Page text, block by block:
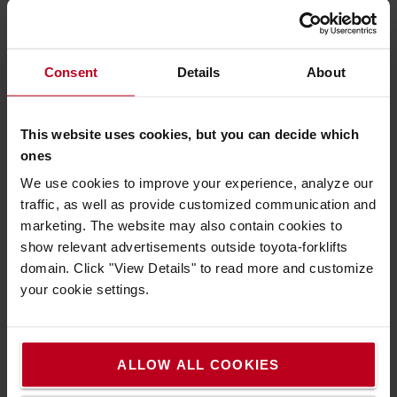
Consent Details About
This website uses cookies, but you can decide which
ones
We use cookies to improve your experience, analyze our
traffic, as well as provide customized communication and
marketing. The website may also contain cookies to
show relevant advertisements outside toyota-forklifts
domain. Click "View Details" to read more and customize
your cookie settings.
ALLOW ALL COOKIES
A fokozódó intenzitású e-kereskedelemben
megoldásokat igényelnek?
Optimalizált komissiózás
Az e-kereskedelem egyik velejárója, hogy az ügyfelek
nagyon gyorsan meg szeretnék kapni a megrendelt árut.
Ezért fontos, hogy az egy- és többdarabos komissiózás
gyorsan, könnyen és zökkenőmentesen történjen. Az
igény szerint kialakított polcokkal ellátott, dedikált
vontató- és kocsimegoldások optimalizálhatják az e-
képesek többféle helyre szállítani.